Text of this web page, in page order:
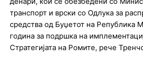
транспорт и врски со Одлука за
средства од Буџетот на Република
година за подршка на
Стратегијата на Ромите, рече